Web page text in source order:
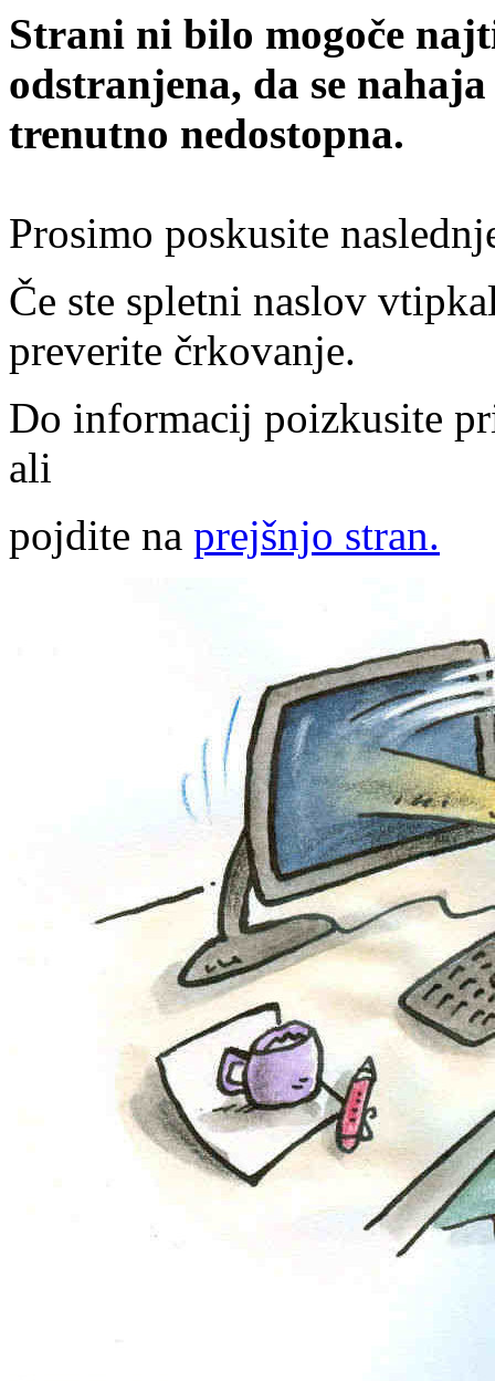
Strani ni bilo mogoče
odstranjena, da se
trenutno nedostopna.
Prosimo poskusite
Če ste spletni naslov
preverite črkovanje.
Do informacij poizkusite
ali
pojdite na prejšnjo stran.